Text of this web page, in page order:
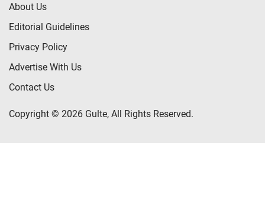
About Us
Editorial Guidelines
Privacy Policy
Advertise With Us
Contact Us
Copyright © 2026 Gulte, All Rights Reserved.